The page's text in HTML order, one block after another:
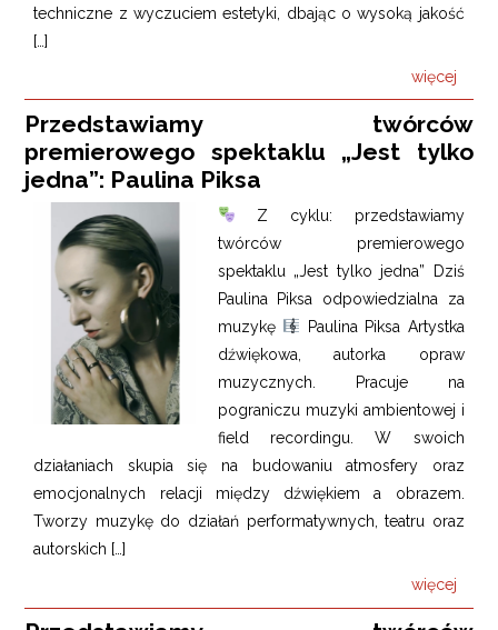
techniczne z wyczuciem estetyki, dbając o wysoką jakość
[…]
więcej
Przedstawiamy twórców
premierowego spektaklu „Jest tylko
jedna”: Paulina Piksa
Z cyklu: przedstawiamy
twórców premierowego
spektaklu „Jest tylko jedna” Dziś
Paulina Piksa odpowiedzialna za
muzykę
Paulina Piksa Artystka
dźwiękowa, autorka opraw
muzycznych. Pracuje na
pograniczu muzyki ambientowej i
field recordingu. W swoich
działaniach skupia się na budowaniu atmosfery oraz
emocjonalnych relacji między dźwiękiem a obrazem.
Tworzy muzykę do działań performatywnych, teatru oraz
autorskich […]
więcej